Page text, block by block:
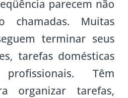
parecem não
chamadas. Muitas
terminar seus
tarefas domésticas
Têm
organizar tarefas,